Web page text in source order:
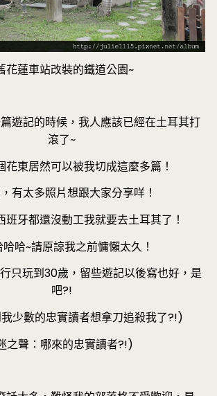
花蓮車站改裝的鐵道公園~
遊記的時候，我人應該已經在土耳其打
滾了~
花東居然可以被我切成這麼多篇！
有太多照片想跟大家分享咩！
班牙都還沒動工我就要去土耳其了！
哈~請原諒我之前慵懶太久！
只玩到30歲，留些遊記以後寫也好，是
吧?!
少數的忠實讀者想拿刀追殺我了?!)
之聲：哪來的忠實讀者?!)